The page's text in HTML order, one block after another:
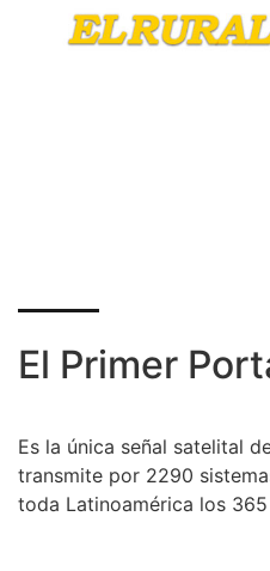
El Primer
Es la única señal satelital
transmite por 2290
toda Latinoamérica los